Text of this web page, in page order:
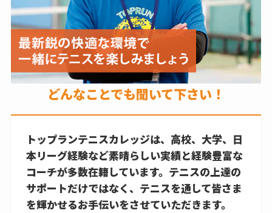
どんなことでも聞いて下さい！
トップランテニスカレッジは、高校、大学、日
本リーグ経験など素晴らしい実績と経験豊富な
コーチが多数在籍しています。テニスの上達の
サポートだけではなく、テニスを通して皆さま
を輝かせるお手伝いをさせていただきます。